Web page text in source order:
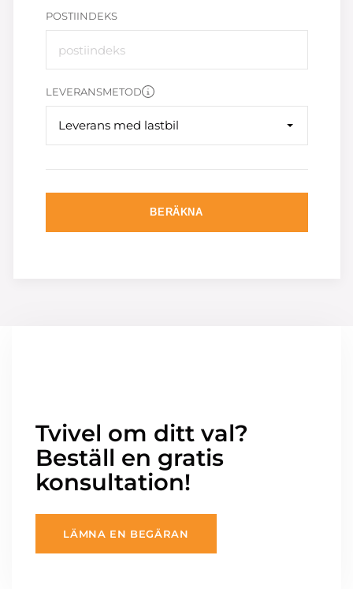
POSTIINDEKS
LEVERANSMETOD
Leverans med lastbil
BERÄKNA
Tvivel om ditt val?
Beställ en gratis
konsultation!
LÄMNA EN BEGÄRAN